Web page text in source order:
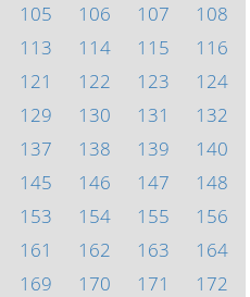
105 106 107
108
113 114 115
116
121 122 123
124
129 130 131
132
137 138 139
140
145 146 147
148
153 154 155
156
161 162 163
164
169 170 171
172